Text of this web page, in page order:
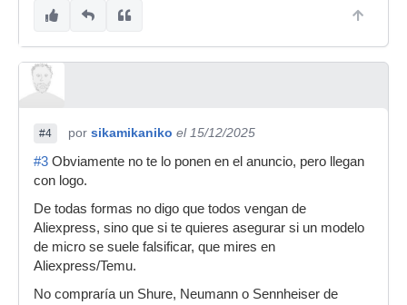
#4 por sikamikaniko el 15/12/2025
#3 Obviamente no te lo ponen en el anuncio, pero llegan
con logo.
De todas formas no digo que todos vengan de
Aliexpress, sino que si te quieres asegurar si un modelo
de micro se suele falsificar, que mires en
Aliexpress/Temu.
No compraría un Shure, Neumann o Sennheiser de